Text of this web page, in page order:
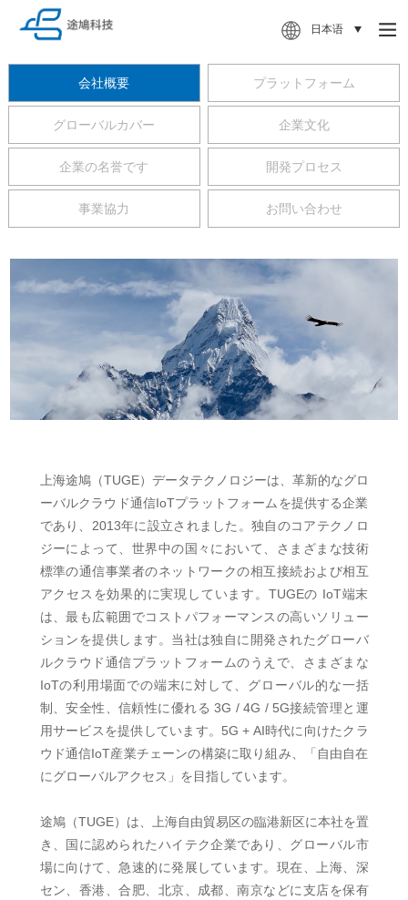
日本语
会社概要 プラットフォーム
グローバルカバー 企業文化
企業の名誉です 開発プロセス
事業協力 お問い合わせ
上海途鳩（TUGE）データテクノロジーは、革新的なグロ
ーバルクラウド通信IoTプラットフォームを提供する企業
であり、2013年に設立されました。独自のコアテクノロ
ジーによって、世界中の国々において、さまざまな技術
標準の通信事業者のネットワークの相互接続および相互
アクセスを効果的に実現しています。TUGEの IoT端末
は、最も広範囲でコストパフォーマンスの高いソリュー
ションを提供します。当社は独自に開発されたグローバ
ルクラウド通信プラットフォームのうえで、さまざまな
IoTの利用場面での端末に対して、グローバル的な一括
制、安全性、信頼性に優れる 3G / 4G / 5G接続管理と運
用サービスを提供しています。5G + AI時代に向けたクラ
ウド通信IoT産業チェーンの構築に取り組み、「自由自在
にグローバルアクセス」を目指しています。
途鳩（TUGE）は、上海自由貿易区の臨港新区に本社を置
き、国に認められたハイテク企業であり、グローバル市
場に向けて、急速的に発展しています。現在、上海、深
セン、香港、合肥、北京、成都、南京などに支店を保有